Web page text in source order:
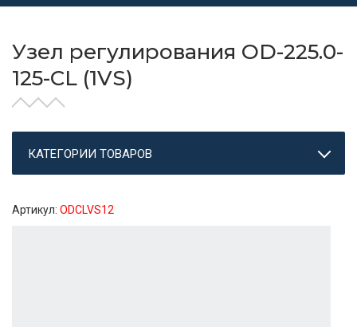
Узел регулирования OD-225.0-
125-CL (1VS)
КАТЕГОРИИ ТОВАРОВ
Артикул: ODCLVS12